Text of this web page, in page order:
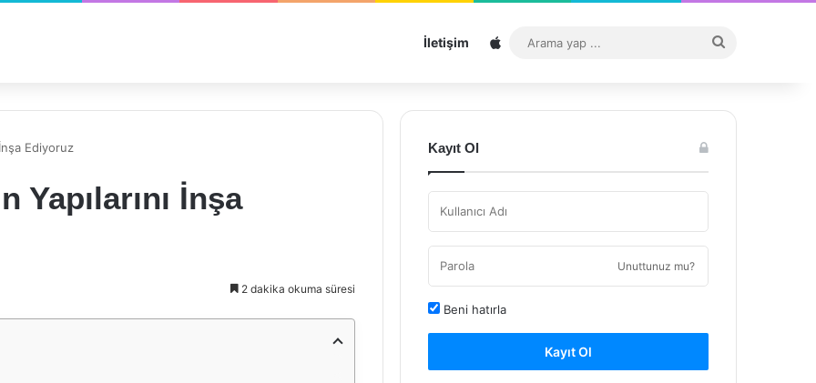
İletişim Sitemap
...
Ediyoruz
Yapılarını İnşa
2 dakika okuma süresi
Kayıt Ol
Unuttunuz mu?
Beni hatırla
Kayıt Ol